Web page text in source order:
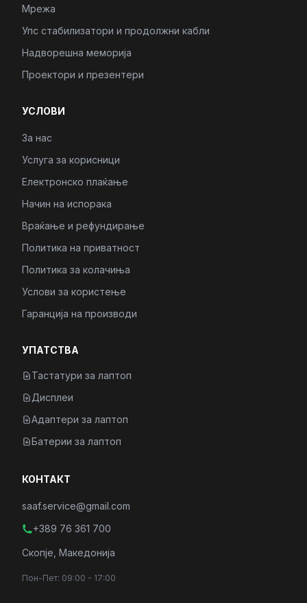
Мрежа
Упс стабилизатори и продолжни кабли
Надворешна меморија
Проектори и презентери
УСЛОВИ
За нас
Услуга за корисници
Електронско плаќање
Начин на испорака
Враќање и рефундирање
Политика на приватност
Политика за колачиња
Услови за користење
Гаранција на производи
УПАТСТВА
Тастатури за лаптоп
Дисплеи
Адаптери за лаптоп
Батерии за лаптоп
КОНТАКТ
saaf.service@gmail.com
+389 76 361 700
Скопје, Македонија
Пон-Пет: 09:00 - 17:00